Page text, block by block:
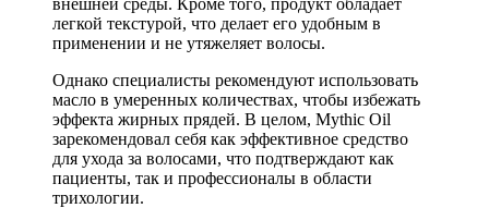
легкой текстурой, что делает его удобным в
применении и не утяжеляет волосы.
Однако специалисты рекомендуют использовать
масло в умеренных количествах, чтобы избежать
эффекта жирных прядей. В целом, Mythic Oil
зарекомендовал себя как эффективное средство
для ухода за волосами, что подтверждают как
пациенты, так и профессионалы в области
трихологии.